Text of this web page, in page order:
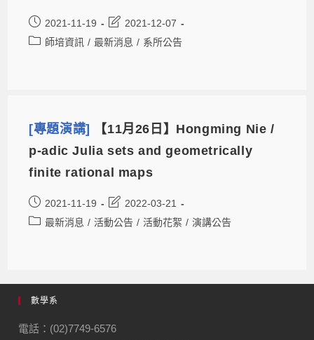
2021-11-19
2021-12-07
師培資訊 / 最新消息 / 系所公告
[專題演講]
【11月26日】Hongming Nie /
p-adic Julia sets and geometrically
finite rational maps
2021-11-19
2022-03-21
最新消息 / 活動公告 / 活動花絮 / 演講公告
數學系
電話：(02)7749-6576